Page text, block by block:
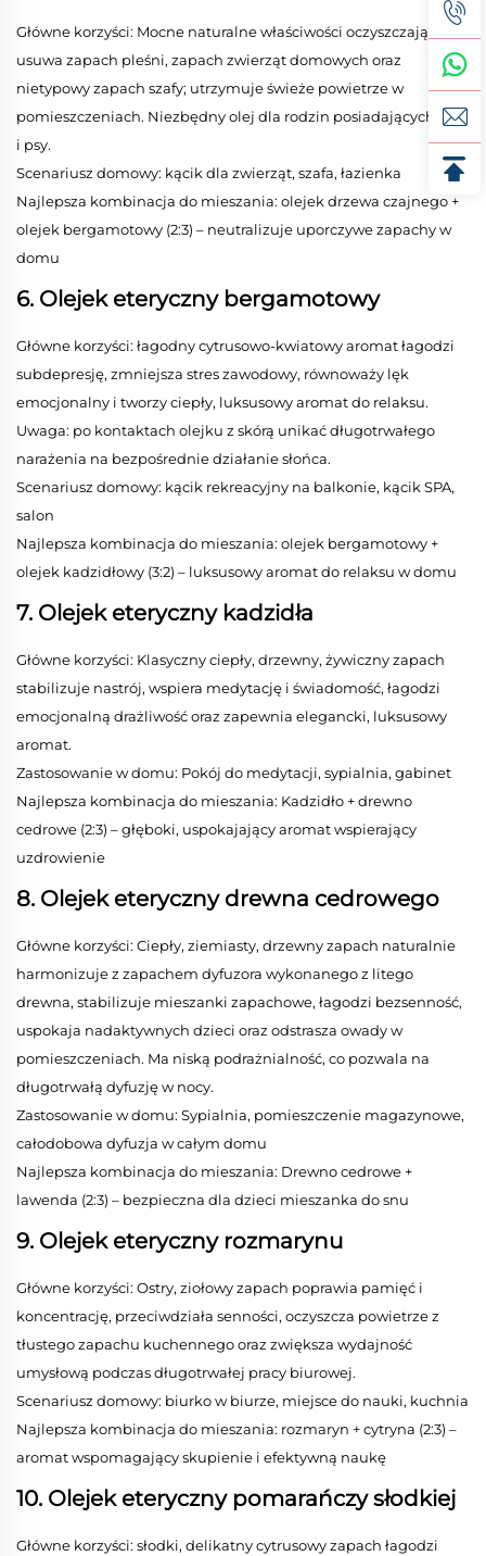
Główne korzyści: Mocne naturalne właściwości oczyszczające,
usuwa zapach pleśni, zapach zwierząt domowych oraz
nietypowy zapach szafy; utrzymuje świeże powietrze w
pomieszczeniach. Niezbędny olej dla rodzin posiadających koty
i psy.
Scenariusz domowy: kącik dla zwierząt, szafa, łazienka
Najlepsza kombinacja do mieszania: olejek drzewa czajnego +
olejek bergamotowy (2:3) – neutralizuje uporczywe zapachy w
domu
6. Olejek eteryczny bergamotowy
Główne korzyści: łagodny cytrusowo-kwiatowy aromat łagodzi
subdepresję, zmniejsza stres zawodowy, równoważy lęk
emocjonalny i tworzy ciepły, luksusowy aromat do relaksu.
Uwaga: po kontaktach olejku z skórą unikać długotrwałego
narażenia na bezpośrednie działanie słońca.
Scenariusz domowy: kącik rekreacyjny na balkonie, kącik SPA,
salon
Najlepsza kombinacja do mieszania: olejek bergamotowy +
olejek kadzidłowy (3:2) – luksusowy aromat do relaksu w domu
7. Olejek eteryczny kadzidła
Główne korzyści: Klasyczny ciepły, drzewny, żywiczny zapach
stabilizuje nastrój, wspiera medytację i świadomość, łagodzi
emocjonalną drażliwość oraz zapewnia elegancki, luksusowy
aromat.
Zastosowanie w domu: Pokój do medytacji, sypialnia, gabinet
Najlepsza kombinacja do mieszania: Kadzidło + drewno
cedrowe (2:3) – głęboki, uspokajający aromat wspierający
uzdrowienie
8. Olejek eteryczny drewna cedrowego
Główne korzyści: Ciepły, ziemiasty, drzewny zapach naturalnie
harmonizuje z zapachem dyfuzora wykonanego z litego
drewna, stabilizuje mieszanki zapachowe, łagodzi bezsenność,
uspokaja nadaktywnych dzieci oraz odstrasza owady w
pomieszczeniach. Ma niską podrażnialność, co pozwala na
długotrwałą dyfuzję w nocy.
Zastosowanie w domu: Sypialnia, pomieszczenie magazynowe,
całodobowa dyfuzja w całym domu
Najlepsza kombinacja do mieszania: Drewno cedrowe +
lawenda (2:3) – bezpieczna dla dzieci mieszanka do snu
9. Olejek eteryczny rozmarynu
Główne korzyści: Ostry, ziołowy zapach poprawia pamięć i
koncentrację, przeciwdziała senności, oczyszcza powietrze z
tłustego zapachu kuchennego oraz zwiększa wydajność
umysłową podczas długotrwałej pracy biurowej.
Scenariusz domowy: biurko w biurze, miejsce do nauki, kuchnia
Najlepsza kombinacja do mieszania: rozmaryn + cytryna (2:3) –
aromat wspomagający skupienie i efektywną naukę
10. Olejek eteryczny pomarańczy słodkiej
Główne korzyści: słodki, delikatny cytrusowy zapach łagodzi